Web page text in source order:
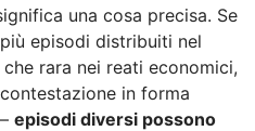
una cosa precisa. Se
episodi distribuiti nel
rara nei reati economici,
in forma
episodi diversi possono